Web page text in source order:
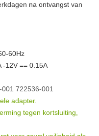
na ontvangst van
60Hz
-12V == 0.15A
722536-001
adapter.
tegen kortsluiting,